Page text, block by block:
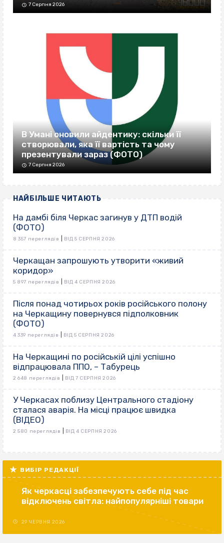
7 Серпня 2026
В Умані оновили айдентику: скільки її
створювали, яка її вартість та чому
презентували зараз (ФОТО)
7 Серпня 2026
НАЙБІЛЬШЕ ЧИТАЮТЬ
На дамбі біля Черкас загинув у ДТП водій
(ФОТО)
8 357 переглядів ВІД 5 СЕРПНЯ 2026
Черкащан запрошують утворити «живий
коридор»
5 897 переглядів ВІД 4 СЕРПНЯ 2026
Після понад чотирьох років російського полону
на Черкащину повернувся підполковник
(ФОТО)
4 339 переглядів ВІД 5 СЕРПНЯ 2026
На Черкащині по російській цілі успішно
відпрацювала ППО, – Табурець
2 648 переглядів ВІД 7 СЕРПНЯ 2026
У Черкасах поблизу Центрального стадіону
сталася аварія. На місці працює швидка
(ВІДЕО)
2 580 переглядів ВІД 4 СЕРПНЯ 2026
ВИБІР РЕДАКЦІЇ
Як черкасці забезпечують себе під час
відключень світла: найпопулярніші товари
29 ЧЕРВНЯ 2026